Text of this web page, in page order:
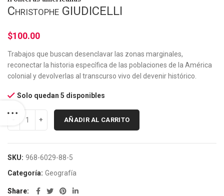
Christophe GIUDICELLI
$100.00
Trabajos que buscan desenclavar las zonas marginales,
reconectar la historia específica de las poblaciones de la América
colonial y devolverlas al transcurso vivo del devenir histórico.
Solo quedan 5 disponibles
AÑADIR AL CARRITO
SKU: 968-6029-88-5
Categoría: Geografía
Share